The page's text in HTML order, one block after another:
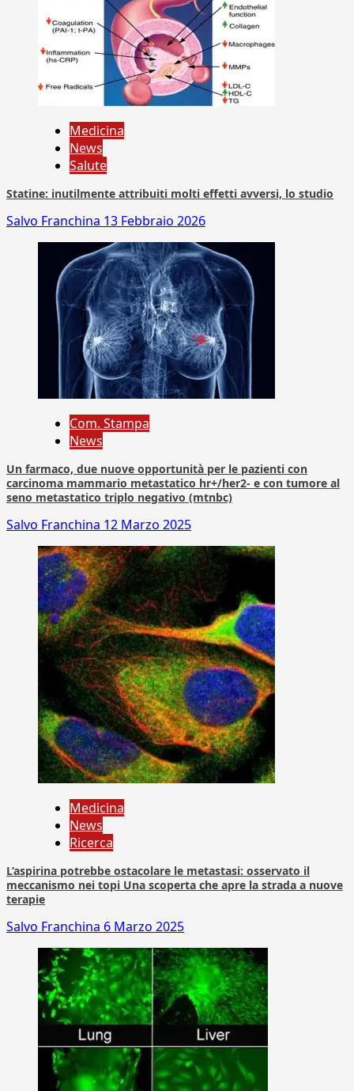
Medicina
News
Salute
Statine: inutilmente attribuiti molti effetti avversi, lo studio
Salvo Franchina 13 Febbraio 2026
Com. Stampa
News
Un farmaco, due nuove opportunità per le pazienti con
carcinoma mammario metastatico hr+/her2- e con tumore al
seno metastatico triplo negativo (mtnbc)
Salvo Franchina 12 Marzo 2025
Medicina
News
Ricerca
L’aspirina potrebbe ostacolare le metastasi: osservato il
meccanismo nei topi Una scoperta che apre la strada a nuove
terapie
Salvo Franchina 6 Marzo 2025